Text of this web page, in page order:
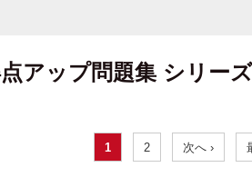
アップ問題集 シリーズ
1 2 次へ ›